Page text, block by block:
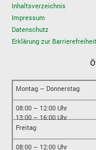
Inhaltsverzeichnis
Impressum
Datenschutz
Erklärung zur Barrierefreiheit
Montag – Donnerstag
08:00 – 12:00 Uhr
13:00 – 16:00 Uhr
Freitag
08:00 – 12:00 Uhr